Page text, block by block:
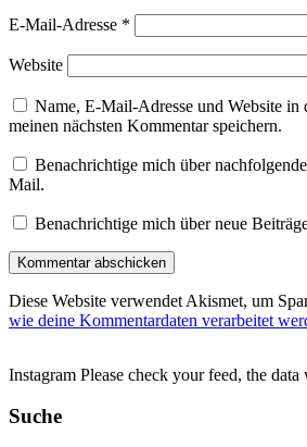
E-Mail-Adresse *
Website
Name, E-Mail-Adresse und Website in
meinen nächsten Kommentar speichern.
Benachrichtige mich über
Mail.
Benachrichtige mich über neue
Diese Website verwendet Akismet, um
wie deine Kommentardaten verarbeitet
Instagram Please check your feed, the
Suche